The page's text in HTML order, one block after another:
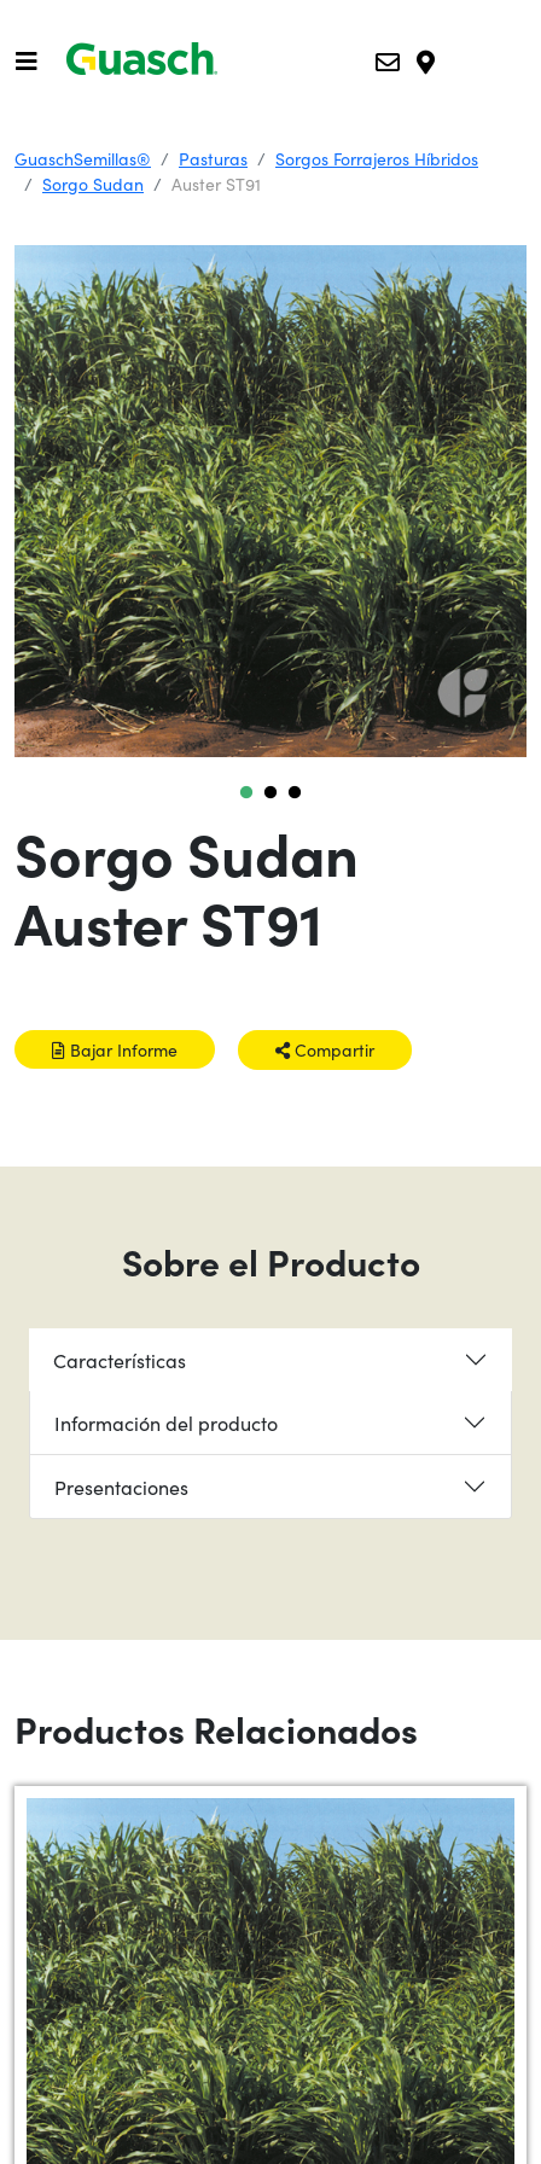
GuaschSemillas® Pasturas
Sorgos Forrajeros Híbridos
Sorgo Sudan
Auster ST91
Sorgo Sudan
Auster ST91
Bajar Informe Compartir
Sobre el Producto
Características
Información del producto
Presentaciones
Productos Relacionados